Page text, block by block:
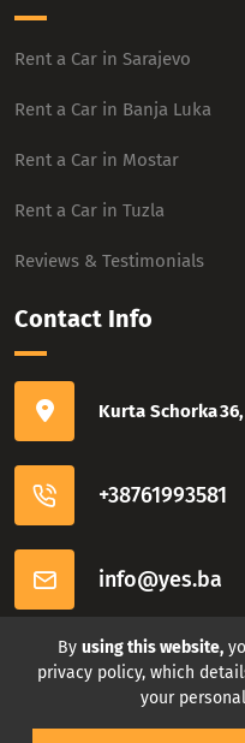
Rent a Car in Sarajevo
Rent a Car in Banja Luka
Rent a Car in Mostar
Rent a Car in Tuzla
Reviews & Testimonials
Contact Info
Kurta Schorka
+38761993581
info@yes.ba
Connect with us
By using this website,
privacy policy, which
your